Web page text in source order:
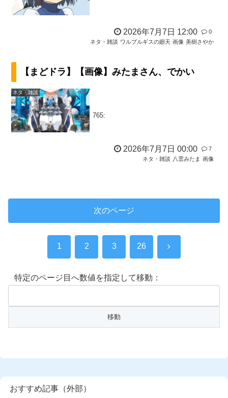
2026年7月7日 12:00
0
ネタ・雑談 ワルプルギスの廻天 画像 美樹さやか
【まどドラ】【画像】みたまさん、でかい
ネタ・雑談
765:
2026年7月7日 00:00
7
ネタ・雑談 八雲みたま 画像
次のページ
1 2 3 26
特定のページ目へ数値を指定して移動：
おすすめ記事（外部）